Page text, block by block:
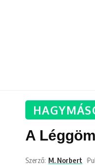
A
Szerző: M. Norbert